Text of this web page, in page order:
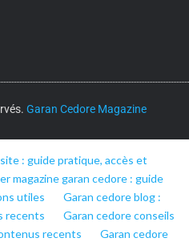
Garan Cedore Magazine
: guide pratique, accès et
magazine garan cedore : guide
utiles
Garan cedore blog :
recents
Garan cedore conseils
recents
Garan cedore